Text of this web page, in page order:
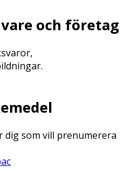
och företag
dig som vill prenumerera